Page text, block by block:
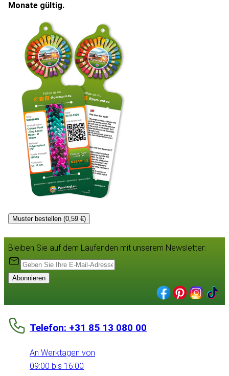
Monate gültig.
Muster bestellen (0,59 €)
Bleiben Sie auf dem Laufenden mit unserem Newsletter:
Abonnieren
Telefon: +31 85 13 080 00
An Werktagen von
09:00 bis 16:00